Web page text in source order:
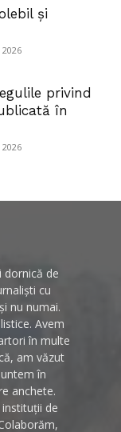
și
privind
în
dornică de
cu
nu numai.
Avem
în multe
am văzut
în
anchete.
de